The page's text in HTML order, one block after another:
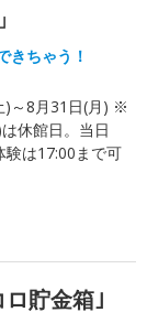
きちゃう！
)～8月31日(月) ※
休館日。当日
験は17:00まで可
貯金箱｣